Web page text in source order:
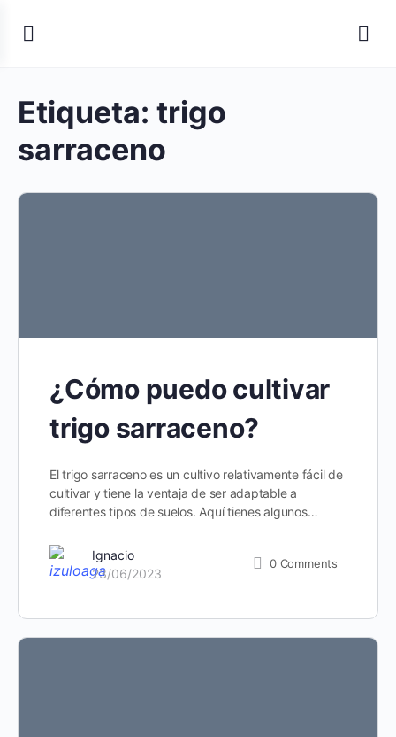
Etiqueta: trigo
sarraceno
¿Cómo puedo cultivar
trigo sarraceno?
El trigo sarraceno es un cultivo relativamente fácil de
cultivar y tiene la ventaja de ser adaptable a
diferentes tipos de suelos. Aquí tienes algunos…
Ignacio
23/06/2023
0 Comments